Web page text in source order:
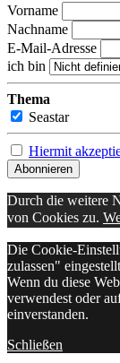
Vorname
Nachname
E-Mail-Adresse
ich bin
Thema
Seastar
Hiermit
Durch die weitere
von Cookies zu.
Die Cookie-
zulassen"
Wenn du diese
verwendest oder
einverstanden.
Schließen